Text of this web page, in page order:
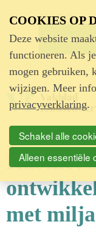
Advertentie
Kabinet
met
COOKIES OP
Deze website
functioneren. Als
mogen gebruiken,
wijzigen. Meer
privacyverklaring.
Schakel alle
Alleen essentiële